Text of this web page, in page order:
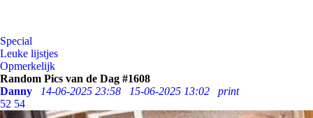
Special
Leuke lijstjes
Opmerkelijk
Random Pics van de Dag #1608
Danny
14-06-2025 23:58 15-06-2025 13:02
print
52 54